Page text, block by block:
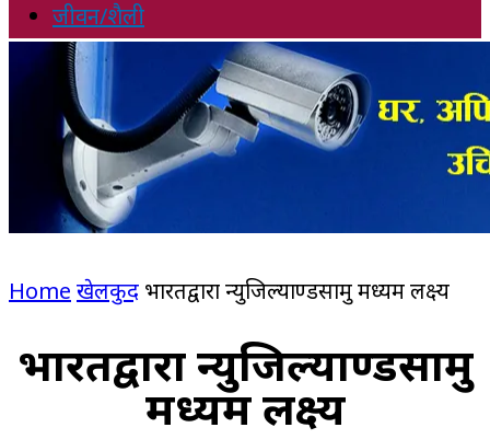
जीवन/शैली
Home खेलकुद भारतद्वारा न्युजिल्याण्डसामु मध्यम लक्ष्य
भारतद्वारा न्युजिल्याण्डसामु
मध्यम लक्ष्य